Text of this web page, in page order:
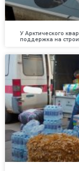
У Арктического
поддержка на